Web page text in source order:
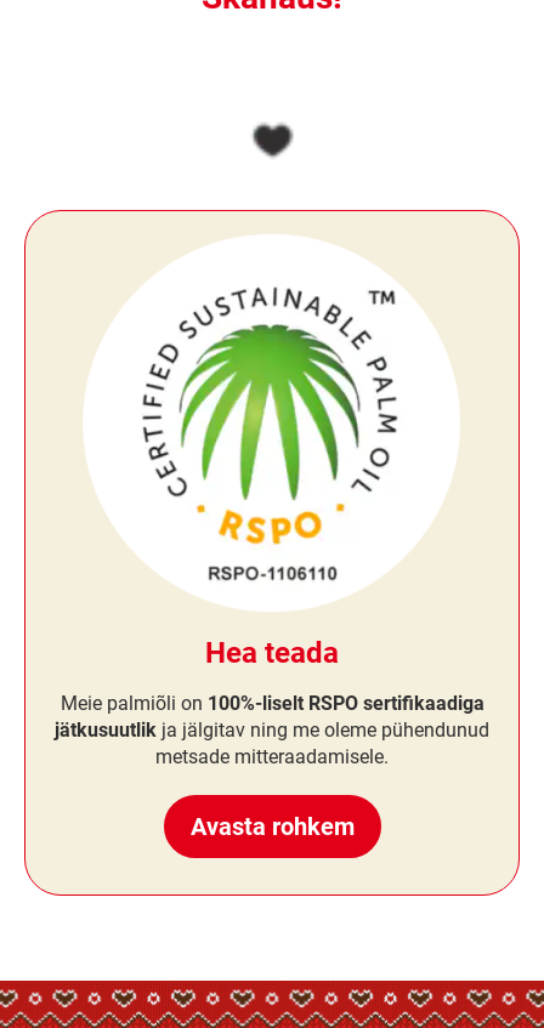
Hea teada
Meie palmiõli on 100%-liselt RSPO sertifikaadiga
jätkusuutlik ja jälgitav ning me oleme pühendunud
metsade mitteraadamisele.
Avasta rohkem